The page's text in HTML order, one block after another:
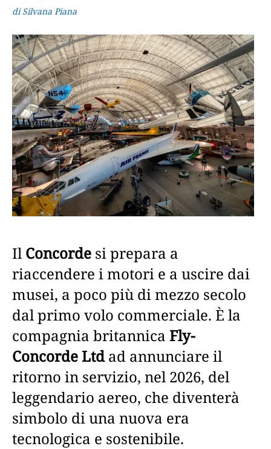
di Silvana Piana
IlConcorde si prepara a
riaccendere i motori e a uscire dai
musei, a poco più di mezzo secolo
dal primo volo commerciale. È la
compagnia britannica Fly-
Concorde Ltdad annunciare il
ritorno in servizio, nel 2026, del
leggendario aereo, che diventerà
simbolo di una nuova era
tecnologica e sostenibile.